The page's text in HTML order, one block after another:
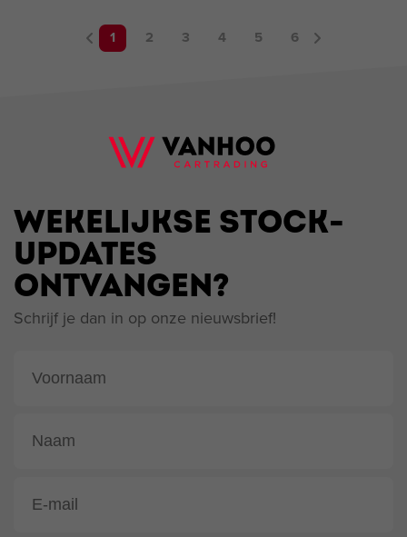
1 2 3 4 5 6
WEKELIJKSE STOCK-
UPDATES
ONTVANGEN?
Schrijf je dan in op onze nieuwsbrief!